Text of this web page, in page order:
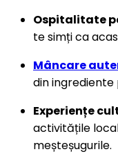
Ospitalitate
te simți ca
Mâncare
din
Experiențe
activitățile
meșteșugurile.